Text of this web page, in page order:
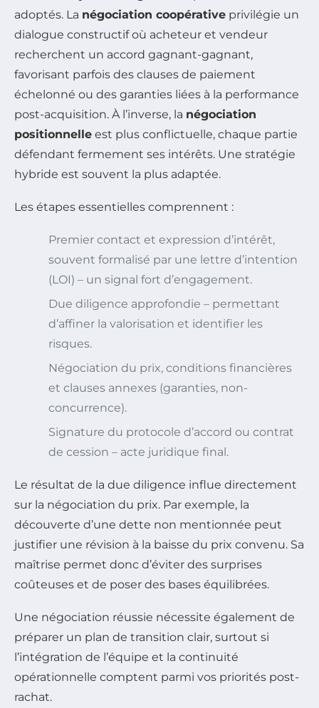
adoptés. La négociation coopérative privilégie un
dialogue constructif où acheteur et vendeur
recherchent un accord gagnant-gagnant,
favorisant parfois des clauses de paiement
échelonné ou des garanties liées à la performance
post-acquisition. À l’inverse, la négociation
positionnelle est plus conflictuelle, chaque partie
défendant fermement ses intérêts. Une stratégie
hybride est souvent la plus adaptée.
Les étapes essentielles comprennent :
Premier contact et expression d’intérêt,
souvent formalisé par une lettre d’intention
(LOI) – un signal fort d’engagement.
Due diligence approfondie – permettant
d’affiner la valorisation et identifier les
risques.
Négociation du prix, conditions financières
et clauses annexes (garanties, non-
concurrence).
Signature du protocole d’accord ou contrat
de cession – acte juridique final.
Le résultat de la due diligence influe directement
sur la négociation du prix. Par exemple, la
découverte d’une dette non mentionnée peut
justifier une révision à la baisse du prix convenu. Sa
maîtrise permet donc d’éviter des surprises
coûteuses et de poser des bases équilibrées.
Une négociation réussie nécessite également de
préparer un plan de transition clair, surtout si
l’intégration de l’équipe et la continuité
opérationnelle comptent parmi vos priorités post-
rachat.